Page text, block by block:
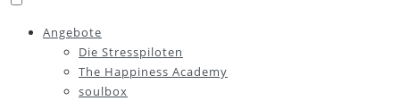
Angebote
Die Stresspiloten
The Happiness Academy
soulbox